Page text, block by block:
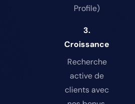
Profile)
3.
Croissance
Recherche
active de
clients avec